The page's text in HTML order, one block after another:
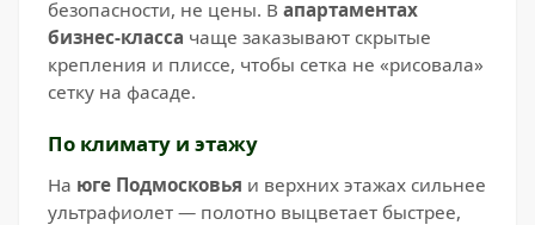
безопасности, не цены. В апартаментах
бизнес-класса чаще заказывают скрытые
крепления и плиссе, чтобы сетка не «рисовала»
сетку на фасаде.
По климату и этажу
На юге Подмосковья и верхних этажах сильнее
ультрафиолет — полотно выцветает быстрее,